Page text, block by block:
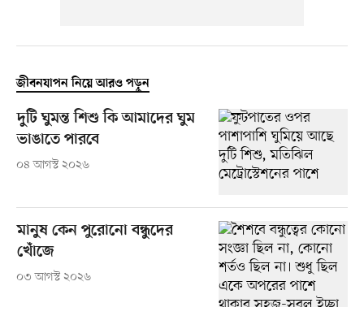
জীবনযাপন নিয়ে আরও পড়ুন
দুটি ঘুমন্ত শিশু কি আমাদের ঘুম
ভাঙাতে পারবে
০৪ আগস্ট ২০২৬
মানুষ কেন পুরোনো বন্ধুদের
খোঁজে
০৩ আগস্ট ২০২৬